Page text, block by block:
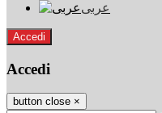
عربى
Accedi
Accedi
button close ×